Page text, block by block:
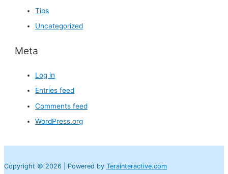
Tips
Uncategorized
Meta
Log in
Entries feed
Comments feed
WordPress.org
Copyright © 2026 | Powered by Terainteractive.com